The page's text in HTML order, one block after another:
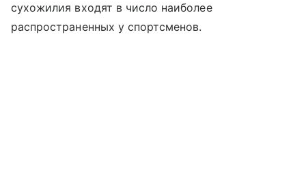
сухожилия входят в число наиболее
распространенных у спортсменов.